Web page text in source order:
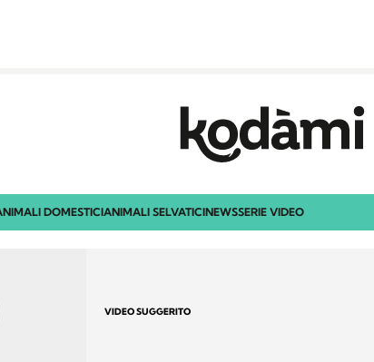
DOMESTICIANIMALI SELVATICINEWSSERIE VIDEO
VIDEO SUGGERITO